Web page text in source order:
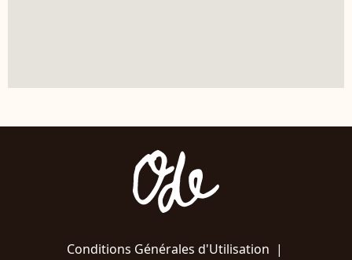
Conditions Générales d'Utilisation |